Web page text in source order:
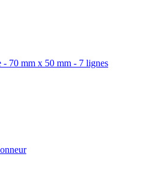
- 70 mm x 50 mm - 7 lignes